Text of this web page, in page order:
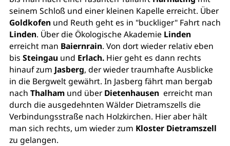
seinem Schloß und einer kleinen Kapelle erreicht. Über
Goldkofen und Reuth geht es in "buckliger" Fahrt nach
Linden. Über die Ökologische Akademie Linden
erreicht man Baiernrain. Von dort wieder relativ eben
bis Steingau und Erlach.Hier geht es dann rechts
hinauf zum Jasberg, der wieder traumhafte Ausblicke
in die Bergwelt gewährt. In Jasberg fährt man bergab
nach Thalhamund überDietenhausen erreicht man
durch die ausgedehnten Wälder Dietramszells die
Verbindungsstraße nach Holzkirchen. Hier aber hält
man sich rechts, um wieder zum Kloster Dietramszell
zu gelangen.